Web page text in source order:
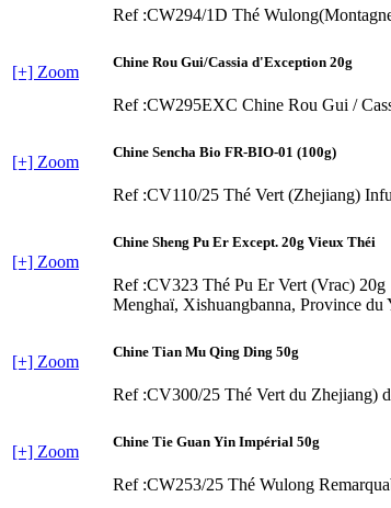
Ref :CW294/1D Thé
[+] Zoom
Chine Rou Gui/Cassia d'Exception 20g
Ref :CW295EXC Chine Rou Gui /
[+] Zoom
Chine Sencha Bio FR-BIO-01 (100g)
Ref :CV110/25 Thé Vert (Zhejiang)
[+] Zoom
Chine Sheng Pu Er Except. 20g Vieux Théi
Ref :CV323 Thé Pu Er Vert (Vrac) 20g
Menghaï, Xishuangbanna, Province du
[+] Zoom
Chine Tian Mu Qing Ding 50g
Ref :CV300/25 Thé Vert du Zhejiang)
[+] Zoom
Chine Tie Guan Yin Impérial 50g
Ref :CW253/25 Thé Wulong